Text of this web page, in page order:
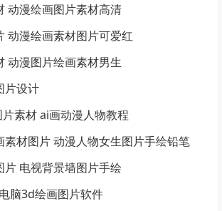
动漫绘画图片素材高清
动漫绘画素材图片可爱红
动漫图片绘画素材男生
片设计
素材 ai画动漫人物教程
素材图片 动漫人物女生图片手绘铅笔
片 电视背景墙图片手绘
脑3d绘画图片软件